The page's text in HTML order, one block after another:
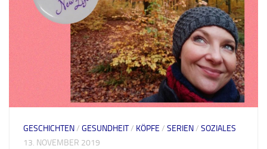
GESCHICHTEN/ GESUNDHEIT/ KÖPFE / SERIEN/ SOZIALES
13. NOVEMBER 2019